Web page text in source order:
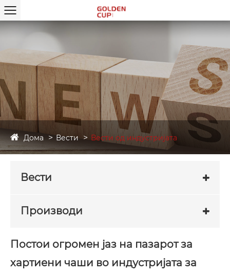
Дома Вести Вести од индустријата
Вести
Производи
Постои огромен јаз на пазарот за
хартиени чаши во индустријата за